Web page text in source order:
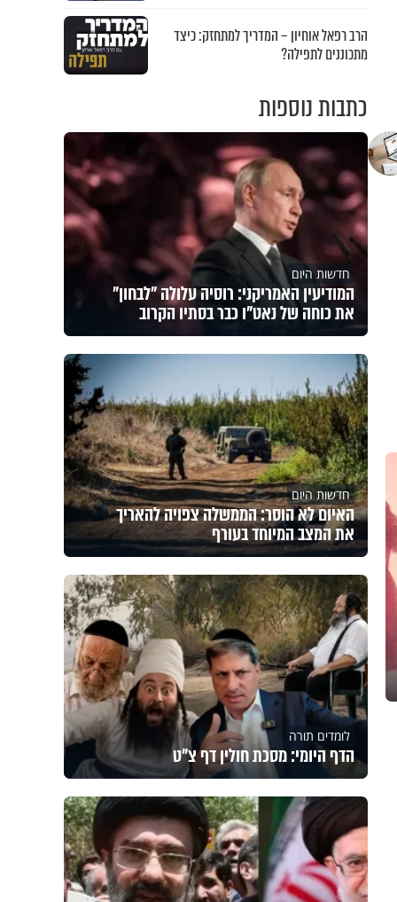
הרב רפאל אוחיון – המדריך למתחזק: כיצד
מתכוננים לתפילה?
כתבות נוספות
חדשות היום
המודיעין האמריקני: רוסיה עלולה "לבחון"
את כוחה של נאט"ו כבר בסתיו הקרוב
חדשות היום
האיום לא הוסר: הממשלה צפויה להאריך
את המצב המיוחד בעורף
לומדים תורה
הדף היומי: מסכת חולין דף צ"ט